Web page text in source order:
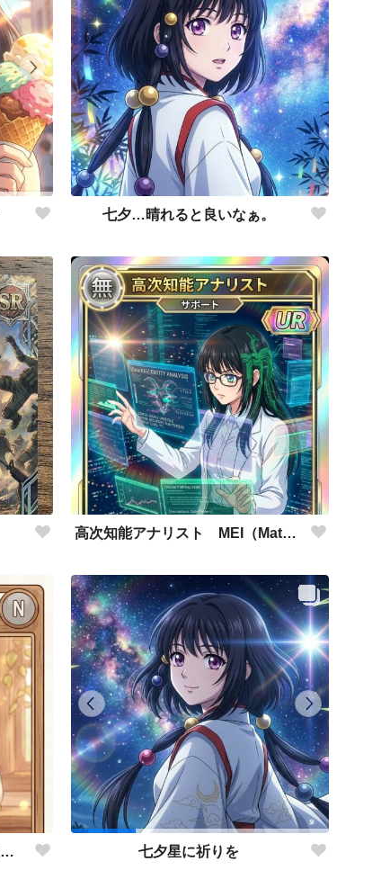
七夕…晴れると良いなぁ。
高次知能アナリスト MEI（Mathematical Electronic Intelligenc）
この子を戦わせるなんて出来ません！！ 七夕星に祈りを